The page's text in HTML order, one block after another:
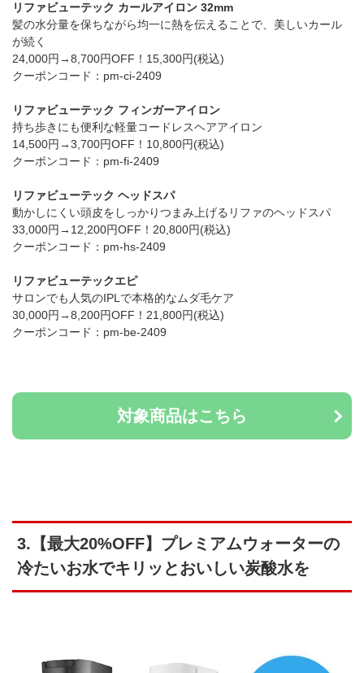
リファビューテック カールアイロン 32mm
髪の水分量を保ちながら均一に熱を伝えることで、美しいカール
が続く
24,000円→8,700円OFF！15,300円(税込)
クーポンコード：pm-ci-2409
リファビューテック フィンガーアイロン
持ち歩きにも便利な軽量コードレスヘアアイロン
14,500円→3,700円OFF！10,800円(税込)
クーポンコード：pm-fi-2409
リファビューテック ヘッドスパ
動かしにくい頭皮をしっかりつまみ上げるリファのヘッドスパ
33,000円→12,200円OFF！20,800円(税込)
クーポンコード：pm-hs-2409
リファビューテックエピ
サロンでも人気のIPLで本格的なムダ毛ケア
30,000円→8,200円OFF！21,800円(税込)
クーポンコード：pm-be-2409
対象商品はこちら
3.【最大20%OFF】プレミアムウォーターの
冷たいお水でキリッとおいしい炭酸水を